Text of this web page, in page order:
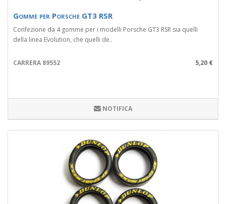
Gomme per Porsche GT3 RSR
Confezione da 4 gomme per i modelli Porsche GT3 RSR sia quelli
della linea Evolution, che quelli de..
CARRERA 89552 5,20 €
NOTIFICA